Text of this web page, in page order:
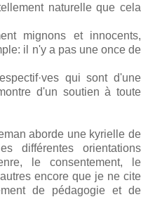
naturelle que cela
mignons et innocents,
il n'y a pas une once de
qui sont d'une
d'un soutien à toute
aborde une kyrielle de
différentes orientations
le consentement, le
encore que je ne cite
de pédagogie et de